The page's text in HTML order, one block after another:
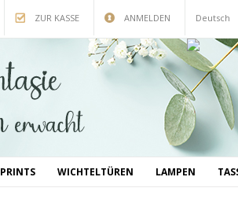
ZUR KASSE ANMELDEN Deutsch
PRINTS WICHTELTÜREN LAMPEN